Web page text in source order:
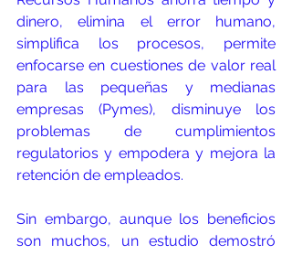
dinero, elimina el error humano,
simplifica los procesos, permite
enfocarse en cuestiones de valor real
para las pequeñas y medianas
empresas (Pymes), disminuye los
problemas de cumplimientos
regulatorios y empodera y mejora la
retención de empleados.
Sin embargo, aunque los beneficios
son muchos, un estudio demostró